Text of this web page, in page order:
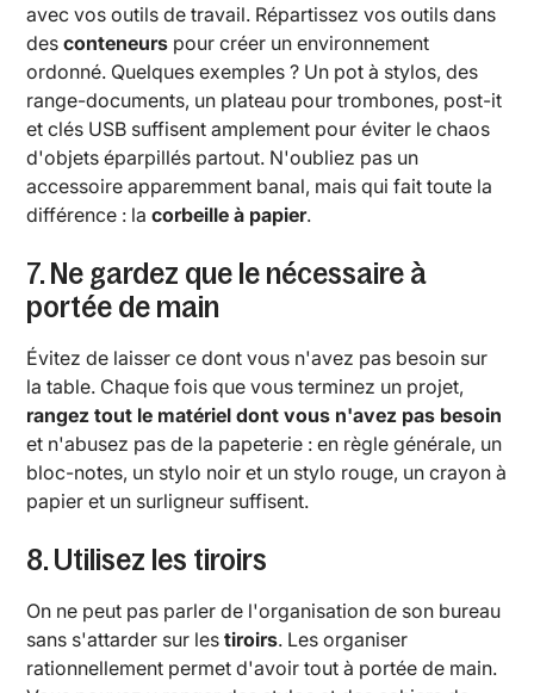
avec vos outils de travail. Répartissez vos outils dans
desconteneurs pour créer un environnement
ordonné. Quelques exemples ? Un pot à stylos, des
range-documents, un plateau pour trombones, post-it
et clés USB suffisent amplement pour éviter le chaos
d'objets éparpillés partout. N'oubliez pas un
accessoire apparemment banal, mais qui fait toute la
différence : lacorbeille à papier.
7. Ne gardez que le nécessaire à
portée de main
Évitez de laisser ce dont vous n'avez pas besoin sur
la table. Chaque fois que vous terminez un projet,
rangez tout le matériel dont vous n'avez pas besoin
et n'abusez pas de la papeterie : en règle générale, un
bloc-notes, un stylo noir et un stylo rouge, un crayon à
papier et un surligneur suffisent.
8. Utilisez les tiroirs
On ne peut pas parler de l'organisation de son bureau
sans s'attarder sur lestiroirs. Les organiser
rationnellement permet d'avoir tout à portée de main.